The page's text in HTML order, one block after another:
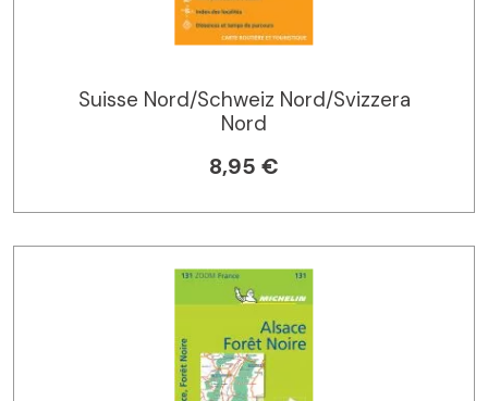
Suisse Nord/Schweiz Nord/Svizzera
Nord
8,95 €